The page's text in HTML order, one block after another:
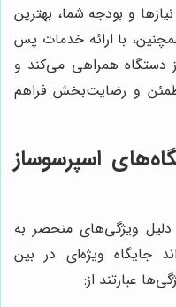
و بودجه شما، بهترین
با ارائه خدمات پس
دستگاه همراهی می‌کند و
و رضایت‌بخش فراهم
اسپرسوساز
ویژگی‌های منحصر به
جایگاه ویژه‌ای در بین
عبارتند از: